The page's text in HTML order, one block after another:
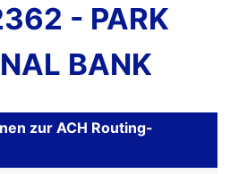
- PARK
BANK
zur ACH Routing-